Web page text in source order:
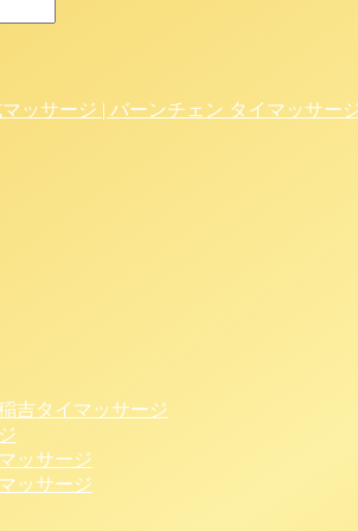
ッサージ | バーンチェン タイマッサー
吉タイマッサージ
ッサージ
ッサージ